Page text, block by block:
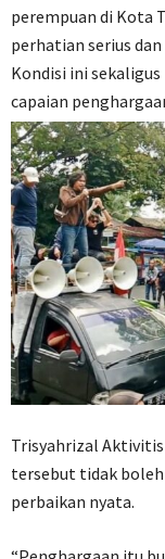
perempuan di Kota
perhatian serius
Kondisi ini
capaian
Trisyahrizal
tersebut tidak
perbaikan nyata.